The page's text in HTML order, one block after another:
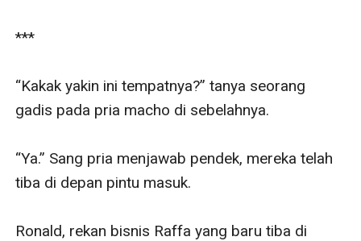
Akankah Raffa dan Vanesha kembali bersama?
telah membawa banyak kenangan manis dan buruk
untuknya?
membaca ...
Jangan lupa untuk masukan judul ini ke pustaka kalian,
komen kalian booster penulis. Terimakasih.
***
“Kakak yakin ini tempatnya?” tanya seorang
gadis pada pria macho di sebelahnya.
“Ya.” Sang pria menjawab pendek, mereka telah
tiba di depan pintu masuk.
Ronald, rekan bisnis Raffa yang baru tiba di